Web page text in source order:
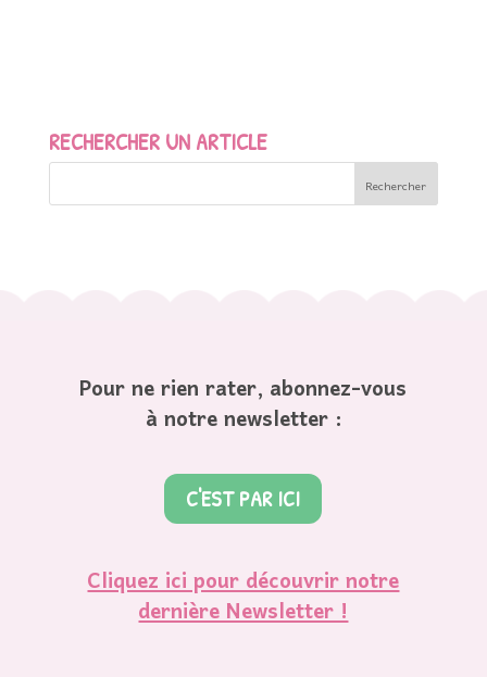
RECHERCHER UN ARTICLE
Pour ne rien rater, abonnez-vous
à notre newsletter :
C'EST PAR ICI
Cliquez ici pour découvrir notre
dernière Newsletter !